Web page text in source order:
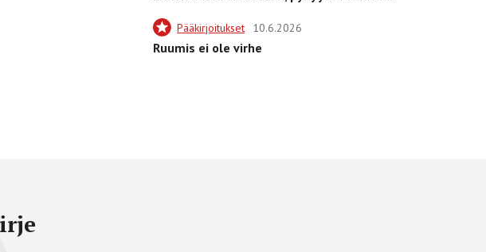
Pääkirjoitukset 10.6.2026
Ruumis ei ole virhe